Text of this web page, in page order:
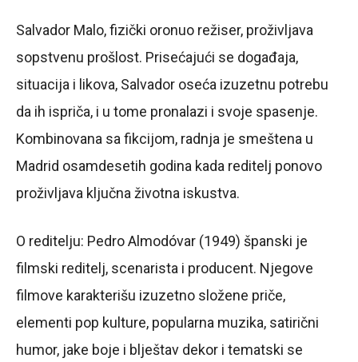
Salvador Malo, fizički oronuo režiser, proživljava
sopstvenu prošlost. Prisećajući se događaja,
situacija i likova, Salvador oseća izuzetnu potrebu
da ih ispriča, i u tome pronalazi i svoje spasenje.
Kombinovana sa fikcijom, radnja je smeštena u
Madrid osamdesetih godina kada reditelj ponovo
proživljava ključna životna iskustva.
O reditelju: Pedro Almodóvar (1949) španski je
filmski reditelj, scenarista i producent. Njegove
filmove karakterišu izuzetno složene priče,
elementi pop kulture, popularna muzika, satirični
humor, jake boje i blještav dekor i tematski se